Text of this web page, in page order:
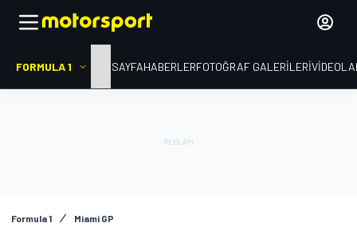
FORMULA 1 ANA SAYFAHABERLERFOTOĞRAF GALERILERI
Formula 1 Miami GP